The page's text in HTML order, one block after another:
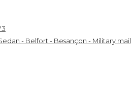
- Belfort - Besançon - Military mail